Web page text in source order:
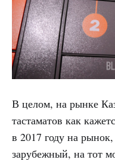
В целом, на рынке
тастаматов как
в 2017 году на
зарубежный, на тот